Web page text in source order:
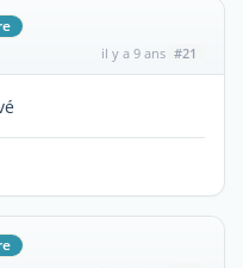
il y a 9 ans #21